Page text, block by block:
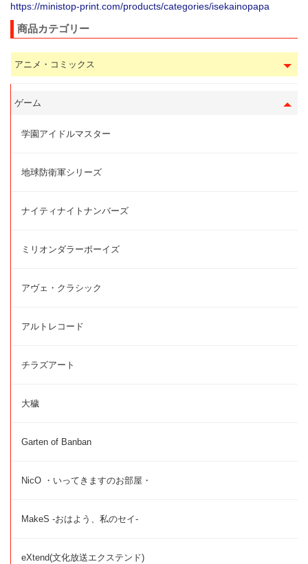
https://ministop-print.com/products/categories/isekainopapa
商品カテゴリー
アニメ・コミックス
ゲーム
学園アイドルマスター
地球防衛軍シリーズ
ナイティナイトナンバーズ
ミリオンダラーボーイズ
アヴェ・クラシック
アルトレコード
チラズアート
大穢
Garten of Banban
NicO ・いってきますのお部屋・
MakeS -おはよう、私のセイ-
eXtend(文化放送エクステンド)